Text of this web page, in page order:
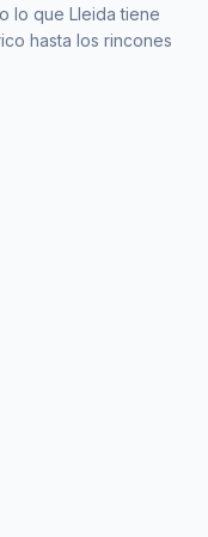
lo que Lleida tiene
hasta los rincones